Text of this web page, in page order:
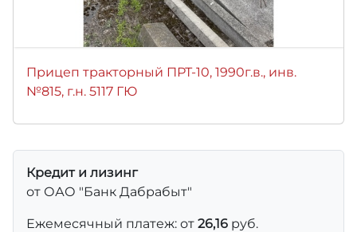
Прицеп тракторный ПРТ-10, 1990г.в., инв.
№815, г.н. 5117 ГЮ
Кредит и лизинг
от ОАО "Банк Дабрабыт"
Ежемесячный платеж: от 26,16 руб.